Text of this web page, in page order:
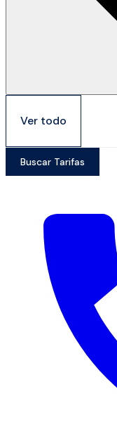
Ver todo
Buscar Tarifas